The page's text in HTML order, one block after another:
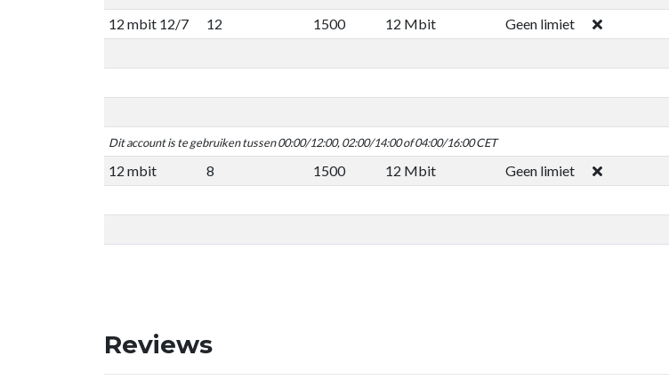
12 mbit 12/7
12 1500 12 Mbit Geen limiet
Dit account is te gebruiken tussen 00:00/12:00, 02:00/14:00 of 04:00/16:00 CET
12 mbit 8 1500 12 Mbit Geen limiet
Reviews